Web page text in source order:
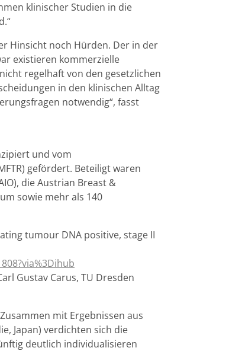
klinischer Studien in die
Hinsicht noch Hürden. Der in der
existieren kommerzielle
regelhaft von den gesetzlichen
in den klinischen Alltag
notwendig“, fasst
und vom
gefördert. Beteiligt waren
die Austrian Breast &
sowie mehr als 140
tumour DNA positive, stage II
Gustav Carus, TU Dresden
mit Ergebnissen aus
Japan) verdichten sich die
deutlich individualisieren